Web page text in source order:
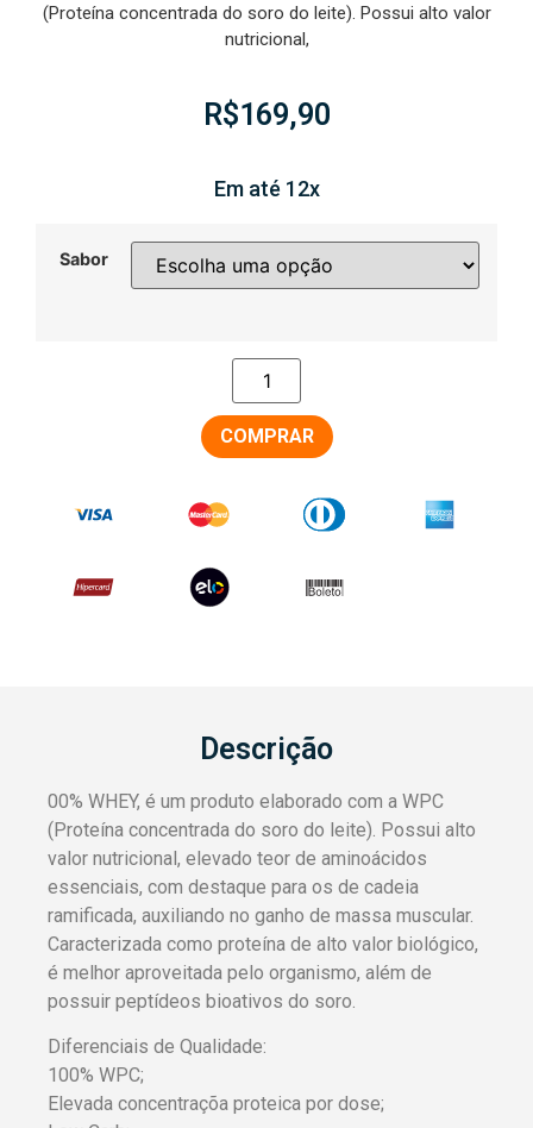
(Proteína concentrada do soro do leite). Possui alto valor
nutricional,
R$169,90
Em até 12x
Sabor
COMPRAR
Descrição
00% WHEY, é um produto elaborado com a WPC
(Proteína concentrada do soro do leite). Possui alto
valor nutricional, elevado teor de aminoácidos
essenciais, com destaque para os de cadeia
ramificada, auxiliando no ganho de massa muscular.
Caracterizada como proteína de alto valor biológico,
é melhor aproveitada pelo organismo, além de
possuir peptídeos bioativos do soro.
Diferenciais de Qualidade:
100% WPC;
Elevada concentraçõa proteica por dose;